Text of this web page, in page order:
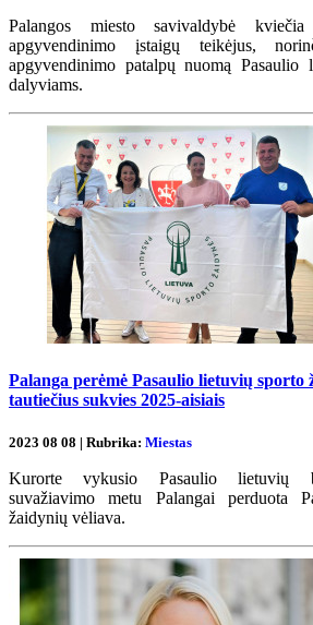
Palangos miesto savivaldybė kviečia
apgyvendinimo įstaigų teikėjus,
apgyvendinimo patalpų nuomą Pasaulio
dalyviams.
Palanga perėmė Pasaulio lietuvių sporto
tautiečius sukvies 2025-aisiais
2023 08 08 | Rubrika: Miestas
Kurorte vykusio Pasaulio lietuvių
suvažiavimo metu Palangai perduota
žaidynių vėliava.